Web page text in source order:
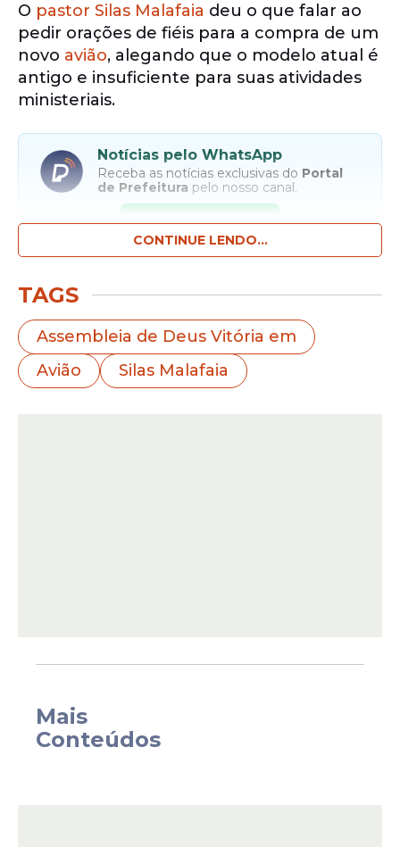
O pastor Silas Malafaia deu o que falar ao
pedir orações de fiéis para a compra de um
novo avião, alegando que o modelo atual é
antigo e insuficiente para suas atividades
ministeriais.
Notícias pelo WhatsApp
Receba as notícias exclusivas do Portal
de Prefeitura pelo nosso canal.
Entrar no canal
Em vídeo divulgado nas redes sociais, ele
orando a Deus para me abrir portas para
tocar em pessoas porque preciso de um
aviãomais novo”.
Assembleia de Deus Vitória em
defendeu o pedido de contribuições,
CONTINUE LENDO...
TAGS
Assembleia de Deus Vitória em
Avião
Silas Malafaia
Mais
Conteúdos